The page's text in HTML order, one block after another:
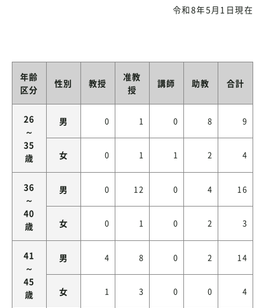
令和8年5月1日現在
年齢
区分
性別 教授
准教
授
講師 助教 合計
26
～
35
歳
男 0 1 0 8 9
女 0 1 1 2 4
36
～
40
歳
男 0 12 0 4 16
女 0 1 0 2 3
41
～
45
歳
男 4 8 0 2 14
女 1 3 0 0 4